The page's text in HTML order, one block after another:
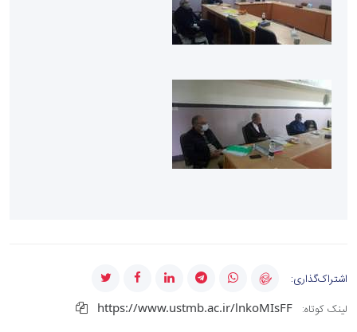
اشتراک‌گذاری:
لینک کوتاه:
https://www.ustmb.ac.ir/lnkoMIsFF